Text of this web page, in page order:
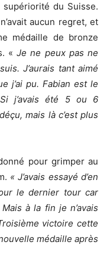
du Suisse.
aucun regret, et
médaille de bronze
«Je ne peux pas ne
. J’aurais tant aimé
j’ai pu. Fabian est le
j’avais été 5 ou 6
mais là c’est plus
pour grimper au
« J’avais essayé d’en
le dernier tour car
à la fin je n’avais
victoire cette
médaille après